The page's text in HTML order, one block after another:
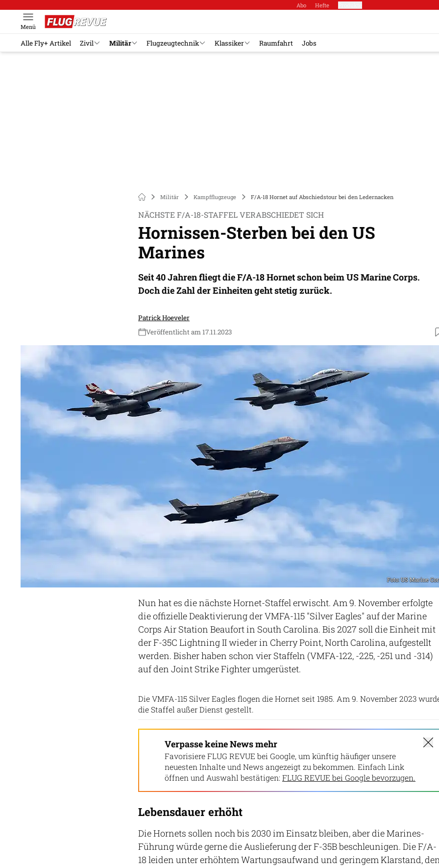
Abo Hefte
Menü
Alle Fly+ Artikel Zivil Militär Flugzeugtechnik Klassiker Raumfahrt Jobs
Militär Kampfflugzeuge F/A-18 Hornet auf Abschiedstour bei den Ledernacken
NÄCHSTE F/A-18-STAFFEL VERABSCHIEDET SICH
Hornissen-Sterben bei den US
Marines
Seit 40 Jahren fliegt die F/A-18 Hornet schon beim US Marine Corps.
Doch die Zahl der Einheiten geht stetig zurück.
Patrick Hoeveler
Veröffentlicht am 17.11.2023
Foto: US Marine
Nun hat es die nächste Hornet-Staffel erwischt. Am 9. November erfolgte
die offizielle Deaktivierung der VMFA-115 "Silver Eagles" auf der Marine
Corps Air Station Beaufort in South Carolina. Bis 2027 soll die Einheit mit
der F-35C Lightning II wieder in Cherry Point, North Carolina, aufgestellt
werden. Bisher haben schon vier Staffeln (VMFA-122, -225, -251 und -314)
auf den Joint Strike Fighter umgerüstet.
Die VMFA-115 Silver Eagles flogen die Hornet seit 1985. Am 9. November 2023
die Staffel außer Dienst gestellt.
Verpasse keine News mehr
Favorisiere FLUG REVUE bei Google, um künftig häufiger unsere
neuesten Inhalte und News angezeigt zu bekommen. Einfach Link
öffnen und Auswahl bestätigen: FLUG REVUE bei Google bevorzugen.
Lebensdauer erhöht
Die Hornets sollen noch bis 2030 im Einsatz bleiben, aber die Marines-
Führung würde gerne die Auslieferung der F-35B beschleunigen. Die F/A-
18 leiden unter erhöhtem Wartungsaufwand und geringem Klarstand,